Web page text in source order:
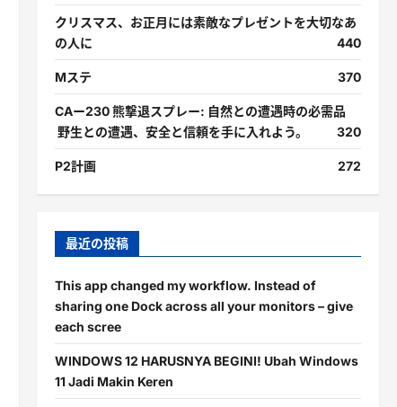
クリスマス、お正月には素敵なプレゼントを大切なあ
の人に
440
Mステ 370
CAー230 熊撃退スプレー: 自然との遭遇時の必需品
野生との遭遇、安全と信頼を手に入れよう。
320
P2計画 272
最近の投稿
This app changed my workflow. Instead of
sharing one Dock across all your monitors – give
each scree
WINDOWS 12 HARUSNYA BEGINI! Ubah Windows
11 Jadi Makin Keren